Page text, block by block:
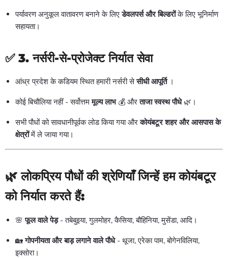
पर्यावरण अनुकूल वातावरण बनाने के लिएडेवलपर्स और बिल्डरोंके लिए भूनिर्माण
सहायता।
✅ 3. नर्सरी-से-प्रोजेक्ट निर्यात सेवा
आंध्र प्रदेश के कडियम स्थित हमारी नर्सरी सेसीधी आपूर्ति।
कोई बिचौलिया नहीं - सर्वोत्तममूल्य लाभ💰 औरताजा स्वस्थ पौधे🌿।
सभी पौधों को सावधानीपूर्वक लोड किया गया औरकोयंबटूर शहर और आसपास के
क्षेत्रोंमें ले जाया गया।
🌿लोकप्रिय पौधों की श्रेणियाँ जिन्हें हम कोयंबटूर
को निर्यात करते हैं:
🌸फूल वाले पेड़- तबेबुइया, गुलमोहर, कैसिया, बौहिनिया, मुसेंडा, आदि।
🏡गोपनीयता और बाड़ लगाने वाले पौधे- थूजा, एरेका पाम, बोगेनविलिया,
इक्सोरा।